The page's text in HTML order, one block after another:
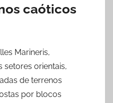
caóticos
Marineris,
setores orientais,
de terrenos
por blocos